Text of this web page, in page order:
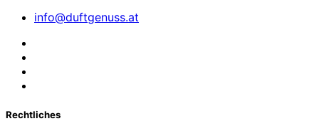
info@duftgenuss.at
Rechtliches